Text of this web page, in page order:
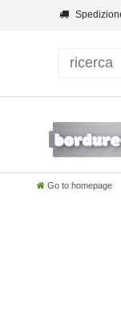
Go to homepage